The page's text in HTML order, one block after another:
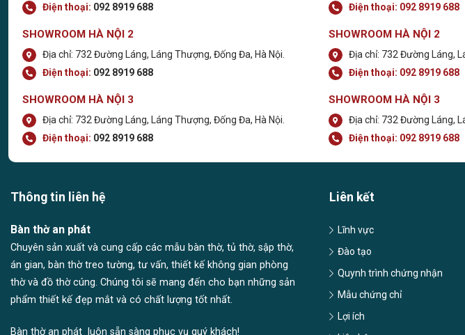
Điện thoại: 092 8919 688
SHOWROOM HÀ NỘI 2
Địa chỉ: 732 Đường Láng, Láng Thượng, Đống Đa, Hà Nội.
Điện thoại: 092 8919 688
SHOWROOM HÀ NỘI 3
Địa chỉ: 732 Đường Láng, Láng Thượng, Đống Đa, Hà Nội.
Điện thoại: 092 8919 688
Điện thoại: 092 8919 688
SHOWROOM HÀ NỘI 2
Địa chỉ: 732 Đường Láng,
Điện thoại: 092 8919 688
SHOWROOM HÀ NỘI 3
Địa chỉ: 732 Đường Láng,
Điện thoại: 092 8919 688
Thông tin liên hệ
Bàn thờ an phát
Chuyên sản xuất và cung cấp các mẫu bàn thờ, tủ thờ, sập thờ,
án gian, bàn thờ treo tường, tư vấn, thiết kế không gian phòng
thờ và đồ thờ cúng. Chúng tôi sẽ mang đến cho bạn những sản
phẩm thiết kế đẹp mắt và có chất lượng tốt nhất.
Bàn thờ an phát luôn sẵn sàng phục vụ quý khách!
Liên kết
Lĩnh vực
Đào tạo
Quynh trình chứng nhận
Mẫu chứng chỉ
Lợi ích